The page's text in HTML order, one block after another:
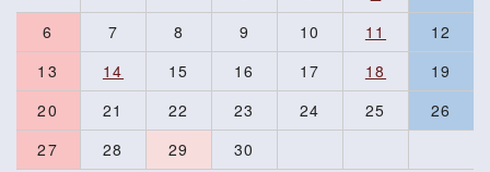
6
7 8 9 10 11
12
13
14 15 16 17 18
19
20
21 22 23 24 25
26
27
28 29 30